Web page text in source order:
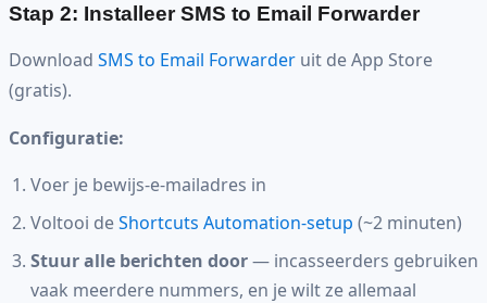
Stap 2: Installeer SMS to Email Forwarder
Download SMS to Email Forwarder uit de App Store
(gratis).
Configuratie:
Voer je bewijs-e-mailadres in
Voltooi deShortcuts Automation-setup (~2 minuten)
Stuur alle berichten door— incasseerders gebruiken
vaak meerdere nummers, en je wilt ze allemaal